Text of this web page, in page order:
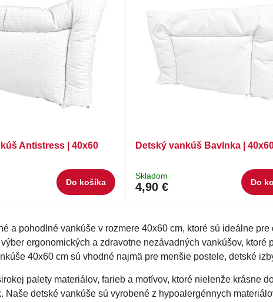
Antistress | 40x60
Do košíka
Detský vankúš Bavlnka |
Skladom
4,90 € Do
a pohodlné vankúše v rozmere 40x60 cm, ktoré sú ideálne
ergonomických a zdravotne nezávadných vankúšov,
40x60 cm sú vhodné najmä pre menšie postele, detské
palety materiálov, farieb a motívov, ktoré nielenže krásne
Naše detské vankúše sú vyrobené z hypoalergénnych